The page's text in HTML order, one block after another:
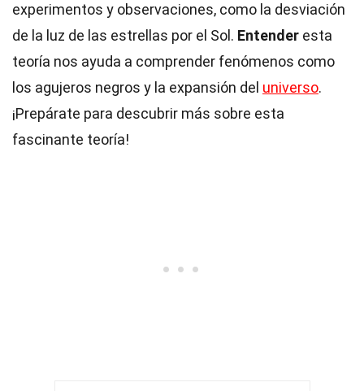
experimentos y observaciones, como la desviación
de la luz de las estrellas por el Sol. Entender esta
teoría nos ayuda a comprender fenómenos como
los agujeros negros y la expansión del universo.
¡Prepárate para descubrir más sobre esta
fascinante teoría!